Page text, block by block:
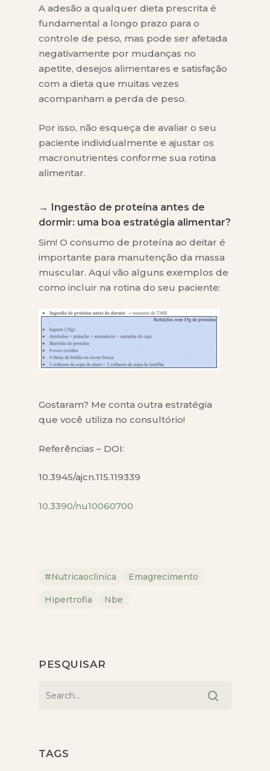
A adesão a qualquer dieta prescrita é
fundamental a longo prazo para o
controle de peso, mas pode ser afetada
negativamente por mudanças no
apetite, desejos alimentares e satisfação
com a dieta que muitas vezes
acompanham a perda de peso.
Por isso, não esqueça de avaliar o seu
paciente individualmente e ajustar os
macronutrientes conforme sua rotina
alimentar.
→ Ingestão de proteína antes de
dormir: uma boa estratégia alimentar?
Sim! O consumo de proteína ao deitar é
importante para manutenção da massa
muscular. Aqui vão alguns exemplos de
como incluir na rotina do seu paciente:
Gostaram? Me conta outra estratégia
que você utiliza no consultório!
Referências – DOI:
10.3945/ajcn.115.119339
10.3390/nu10060700
#nutricaoclinica Emagrecimento
Hipertrofia Nbe
PESQUISAR
TAGS